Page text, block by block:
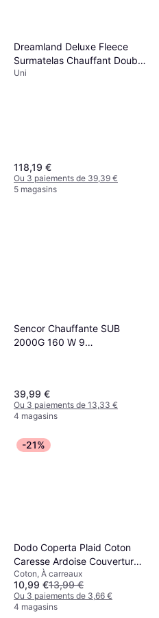
Dreamland Deluxe Fleece
Surmatelas Chauffant Double
150 x 137 Couverture Blanc
Uni
118,19 €
Ou 3 paiements de 39,39 €
5 magasins
Sencor Chauffante SUB
2000G 160 W 9
39,99 €
Ou 3 paiements de 13,33 €
4 magasins
-21%
Dodo Coperta Plaid Coton
Caresse Ardoise Couverture
Gris
Coton, À carreaux
10,99 €13,99 €
Ou 3 paiements de 3,66 €
4 magasins